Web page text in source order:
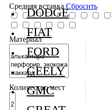
Средняя вставка Сбросить
Материал
Количество мест
DODGE
FIAT
FORD
GEELY
GMC